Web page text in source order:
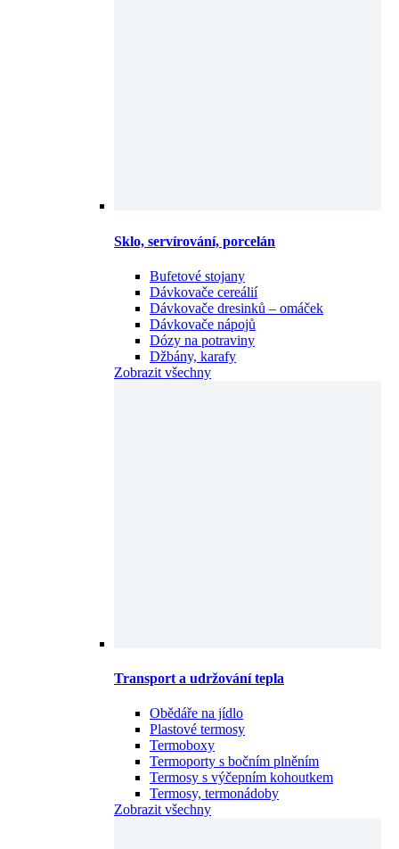
Sklo, servírování, porcelán
Bufetové stojany
Dávkovače cereálií
Dávkovače dresinků – omáček
Dávkovače nápojů
Dózy na potraviny
Džbány, karafy
Zobrazit všechny
Transport a udržování tepla
Obědáře na jídlo
Plastové termosy
Termoboxy
Termoporty s bočním plněním
Termosy s výčepním kohoutkem
Termosy, termonádoby
Zobrazit všechny